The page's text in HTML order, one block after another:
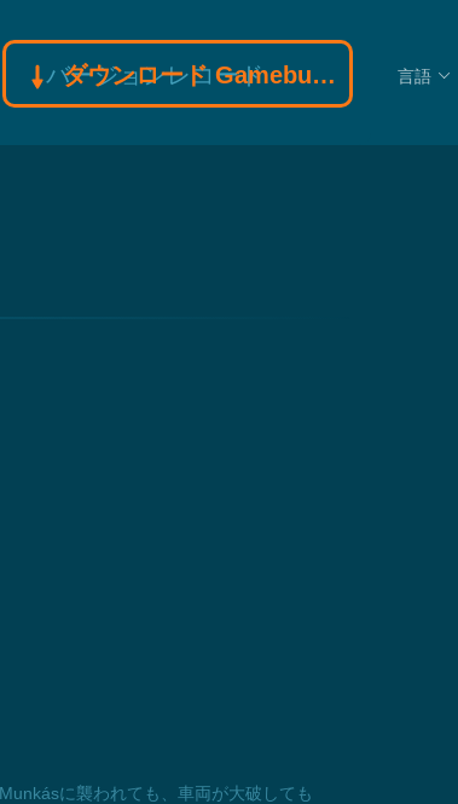
バージョンレコード
ダウンロード Gamebuff モディファイヤモディファイヤ 言語
に襲われても、車両が大破しても